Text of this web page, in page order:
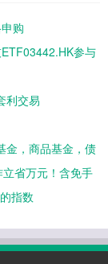
购
参与
利交易
金，商品基金，债
省万元！含免手
指数